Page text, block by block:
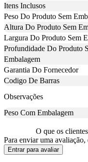
Itens Inclusos
Peso Do Produto Sem
Altura Do Produto Sem
Largura Do Produto Sem
Profundidade Do Produto
Embalagem
Garantia Do Fornecedor
Codigo De Barras
Observações
Peso Com Embalagem
O que os
Para enviar uma avaliação,
Entrar para avaliar